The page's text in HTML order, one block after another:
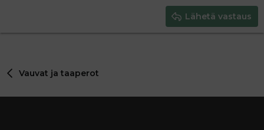
Verdana
Lähetä vastaus
Vauvat ja taaperot